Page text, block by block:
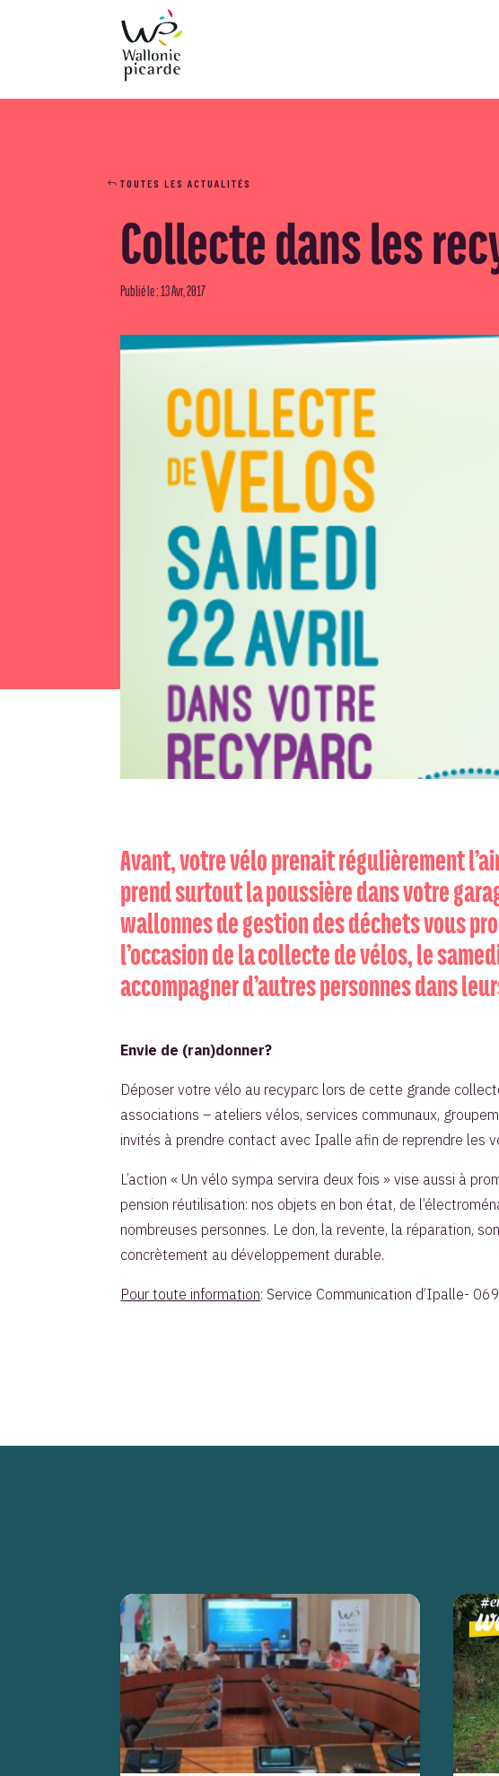
TOUTES LES ACTUALITÉS
Collecte dans les
Publié le : 13 Avr, 2017
Avant, votre vélo prenait régulièrement
prend surtout la poussière dans votre
wallonnes de gestion des déchets vous
l’occasion de la collecte de vélos, le
accompagner d’autres personnes dans
Envie de (ran)donner?
Déposer votre vélo au recyparc lors de cette grande
associations – ateliers vélos, services communaux,
invités à prendre contact avec Ipalle afin de reprendre les
L’action « Un vélo sympa servira deux fois » vise aussi à
pension réutilisation: nos objets en bon état, de
nombreuses personnes. Le don, la revente, la réparation,
concrètement au développement durable.
Pour toute information: Service Communication d’Ipalle-